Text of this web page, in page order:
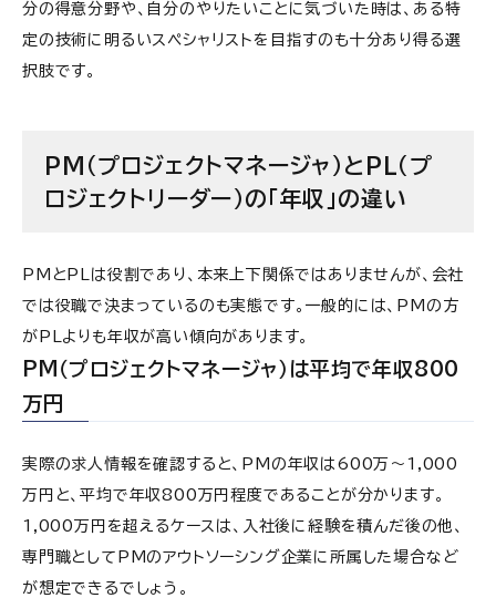
分の得意分野や、自分のやりたいことに気づいた時は、ある特
定の技術に明るいスペシャリストを目指すのも十分あり得る選
択肢です。
PM（プロジェクトマネージャ）とPL（プ
ロジェクトリーダー）の「年収」の違い
PMとPLは役割であり、本来上下関係ではありませんが、会社
では役職で決まっているのも実態です。一般的には、PMの方
がPLよりも年収が高い傾向があります。
PM（プロジェクトマネージャ）は平均で年収800
万円
実際の求人情報を確認すると、PMの年収は600万～1,000
万円と、平均で年収800万円程度であることが分かります。
1,000万円を超えるケースは、入社後に経験を積んだ後の他、
専門職としてPMのアウトソーシング企業に所属した場合など
が想定できるでしょう。